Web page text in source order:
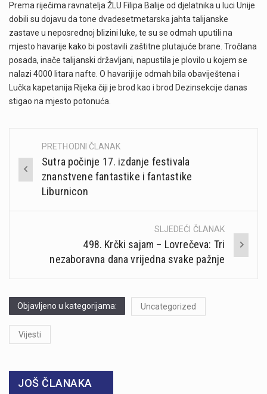
Prema riječima ravnatelja ŽLU Filipa Balije od djelatnika u luci Unije
dobili su dojavu da tone dvadesetmetarska jahta talijanske
zastave u neposrednoj blizini luke, te su se odmah uputili na
mjesto havarije kako bi postavili zaštitne plutajuće brane. Tročlana
posada, inače talijanski državljani, napustila je plovilo u kojem se
nalazi 4000 litara nafte. O havariji je odmah bila obaviještena i
Lučka kapetanija Rijeka čiji je brod kao i brod Dezinsekcije danas
stigao na mjesto potonuća.
Post
navigation
PRETHODNI ČLANAK
Sutra počinje 17. izdanje festivala
znanstvene fantastike i fantastike
Liburnicon
SLJEDEĆI ČLANAK
498. Krčki sajam – Lovrečeva: Tri
nezaboravna dana vrijedna svake pažnje
Objavljeno u kategorijama: Uncategorized
Vijesti
JOŠ ČLANAKA